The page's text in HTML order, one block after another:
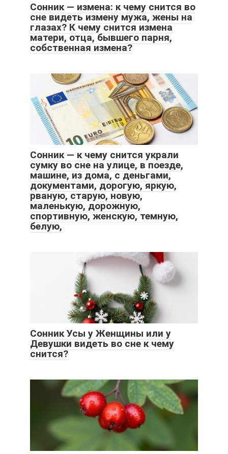
Сонник — измена: к чему снится во
сне видеть измену мужа, жены на
глазах? К чему снится измена
матери, отца, бывшего парня,
собственная измена?
Сонник — к чему снится украли
сумку во сне на улице, в поезде,
машине, из дома, с деньгами,
документами, дорогую, яркую,
рваную, старую, новую,
маленькую, дорожную,
спортивную, женскую, темную,
белую,
Сонник Усы у Женщины или у
Девушки видеть во сне к чему
снится?